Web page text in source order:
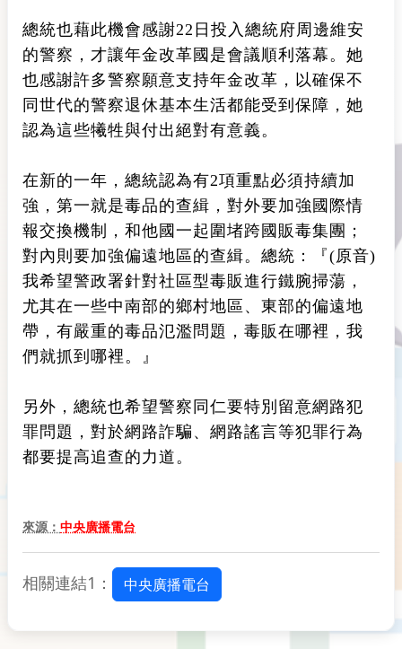
總統也藉此機會感謝22日投入總統府周邊維安
的警察，才讓年金改革國是會議順利落幕。她
也感謝許多警察願意支持年金改革，以確保不
同世代的警察退休基本生活都能受到保障，她
認為這些犧牲與付出絕對有意義。
在新的一年，總統認為有2項重點必須持續加
強，第一就是毒品的查緝，對外要加強國際情
報交換機制，和他國一起圍堵跨國販毒集團；
對內則要加強偏遠地區的查緝。總統：『(原音)
我希望警政署針對社區型毒販進行鐵腕掃蕩，
尤其在一些中南部的鄉村地區、東部的偏遠地
帶，有嚴重的毒品氾濫問題，毒販在哪裡，我
們就抓到哪裡。』
另外，總統也希望警察同仁要特別留意網路犯
罪問題，對於網路詐騙、網路謠言等犯罪行為
都要提高追查的力道。
來源： 中央廣播電台
相關連結1： 中央廣播電台